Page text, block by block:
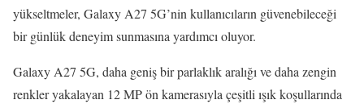
yükseltmeler, Galaxy A27 5G’nin kullanıcıların güvenebileceği
bir günlük deneyim sunmasına yardımcı oluyor.
Galaxy A27 5G, daha geniş bir parlaklık aralığı ve daha zengin
renkler yakalayan 12 MP ön kamerasıyla çeşitli ışık koşullarında